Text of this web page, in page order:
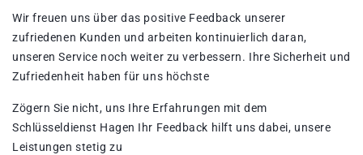
Wir freuen uns über das positive Feedback unserer
zufriedenen Kunden und arbeiten kontinuierlich daran,
unseren Service noch weiter zu verbessern. Ihre Sicherheit und
Zufriedenheit haben für uns höchste
Zögern Sie nicht, uns Ihre Erfahrungen mit dem
Schlüsseldienst Hagen Ihr Feedback hilft uns dabei, unsere
Leistungen stetig zu